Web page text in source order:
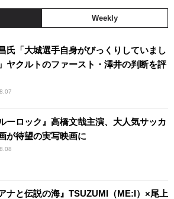
Weekly
氏「大城選手自身がびっくりしていまし
ヤクルトのファースト・澤井の判断を評
ルーロック』高橋文哉主演、大人気サッカ
が待望の実写映画に
アナと伝説の海』TSUZUMI（ME:I）×尾上